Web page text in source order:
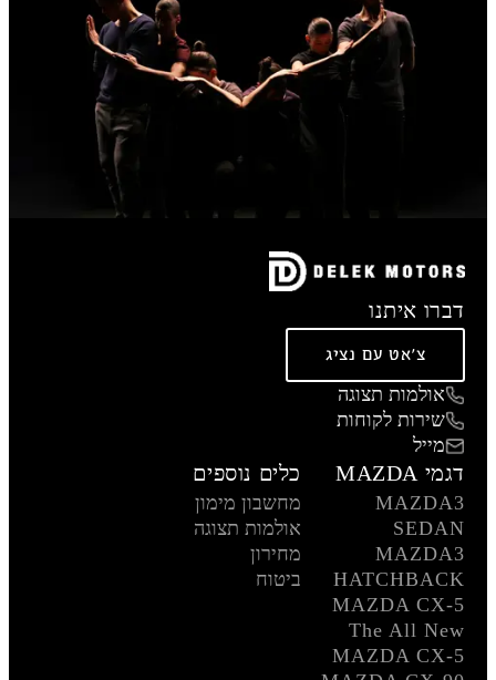
דברו איתנו
צ'אט עם נציג
אולמות תצוגה
שירות לקוחות
מייל
דגמי MAZDA
MAZDA3
SEDAN
MAZDA3
HATCHBACK
MAZDA CX-5
The All New
MAZDA CX-5
כלים נוספים
מחשבון מימון
אולמות תצוגה
מחירון
ביטוח